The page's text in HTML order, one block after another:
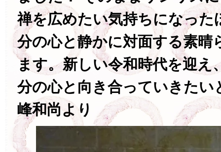
禅を広めたい気持ちになった
分の心と静かに対面する素晴
ます。新しい令和時代を迎え
分の心と向き合っていきたい
峰和尚より